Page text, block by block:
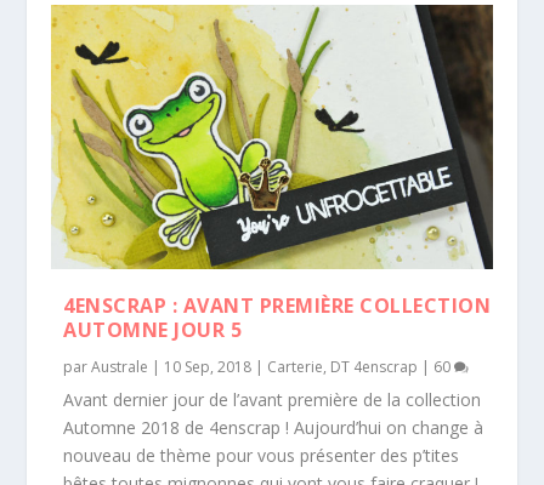
4ENSCRAP : AVANT PREMIÈRE COLLECTION
AUTOMNE JOUR 5
parAustrale | 10 Sep, 2018 | Carterie, DT 4enscrap | 60
Avant dernier jour de l’avant première de la collection
Automne 2018 de 4enscrap ! Aujourd’hui on change à
nouveau de thème pour vous présenter des p’tites